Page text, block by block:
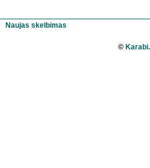
Naujas skelbimas
©